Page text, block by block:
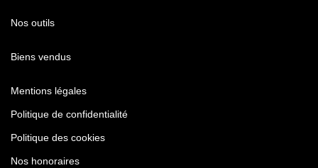
Nos outils
Biens vendus
Mentions légales
Politique de confidentialité
Politique des cookies
Nos honoraires